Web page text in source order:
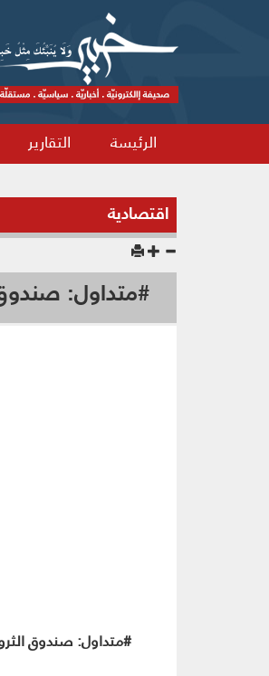
الرئيسة التقارير
اقتصادية
#متداول: صندوق
#متداول: صندوق